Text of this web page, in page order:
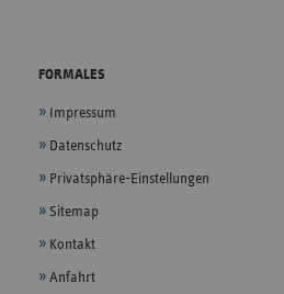
FORMALES
Impressum
Datenschutz
Privatsphäre-Einstellungen
Sitemap
Kontakt
Anfahrt